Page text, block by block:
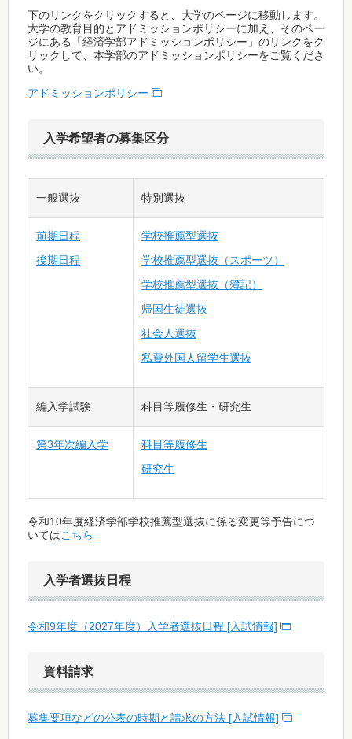
下のリンクをクリックすると、大学のページに移動します。
大学の教育目的とアドミッションポリシーに加え、そのペー
ジにある「経済学部アドミッションポリシー」のリンクをク
リックして、本学部のアドミッションポリシーをご覧くださ
い。
アドミッションポリシー
入学希望者の募集区分
一般選抜 特別選抜
前期日程
後期日程
学校推薦型選抜
学校推薦型選抜（スポーツ）
学校推薦型選抜（簿記）
帰国生徒選抜
社会人選抜
私費外国人留学生選抜
編入学試験 科目等履修生・研究生
第3年次編入学
科目等履修生
研究生
令和10年度経済学部学校推薦型選抜に係る変更等予告につ
いてはこちら
入学者選抜日程
令和9年度（2027年度）入学者選抜日程 [入試情報]
資料請求
募集要項などの公表の時期と請求の方法 [入試情報]